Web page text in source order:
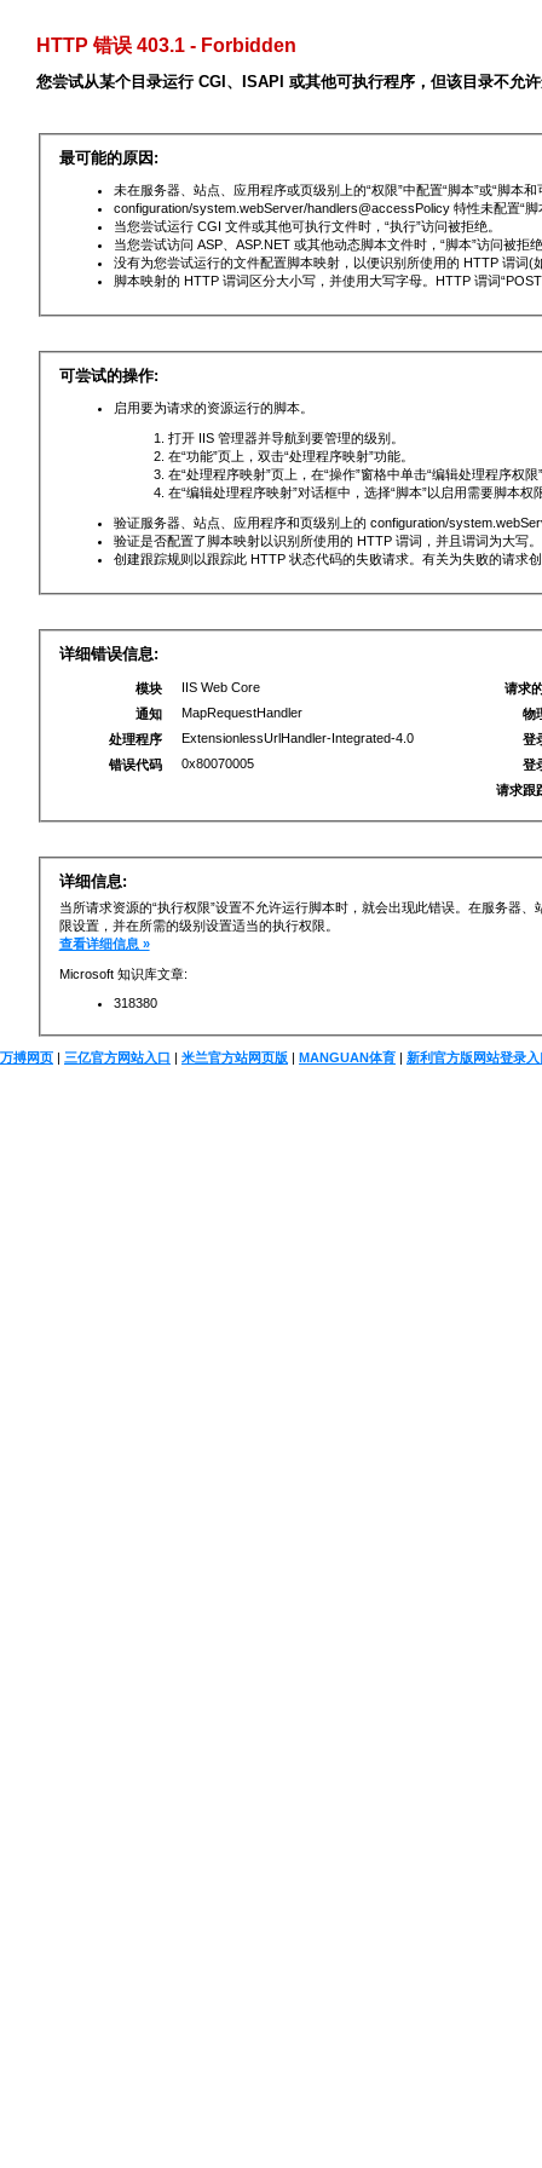
HTTP 错误 403.1 - Forbidden
您尝试从某个目录运行 CGI、ISAPI 或其他可执行程序，但该目录不允
最可能的原因:
未在服务器、站点、应用程序或页级别上的“权限”中配置“脚本”或“脚本和
configuration/system.webServer/handlers@accessPolicy 特性未配置“脚
当您尝试运行 CGI 文件或其他可执行文件时，“执行”访问被拒绝。
当您尝试访问 ASP、ASP.NET 或其他动态脚本文件时，“脚本”访问被拒
没有为您尝试运行的文件配置脚本映射，以便识别所使用的 HTTP 谓词(
脚本映射的 HTTP 谓词区分大小写，并使用大写字母。HTTP 谓词
可尝试的操作:
启用要为请求的资源运行的脚本。
打开 IIS 管理器并导航到要管理的级别。
在“功能”页上，双击“处理程序映射”功能。
在“处理程序映射”页上，在“操作”窗格中单击“编辑处理程序权限
在“编辑处理程序映射”对话框中，选择“脚本”以启用需要脚本权
验证服务器、站点、应用程序和页级别上的 configuration/
验证是否配置了脚本映射以识别所使用的 HTTP 谓词，并且谓词为大写。
创建跟踪规则以跟踪此 HTTP 状态代码的失败请求。有关为失败的请求
详细错误信息:
模块
IIS Web Core
通知
MapRequestHandler
处理程序
ExtensionlessUrlHandler-Integrated-4.0
错误代码
0x80070005
请求
物
登
登
请求跟
详细信息:
当所请求资源的“执行权限”设置不允许运行脚本时，就会出现此错误。在服务器
限设置，并在所需的级别设置适当的执行权限。
查看详细信息 »
Microsoft 知识库文章:
318380
万搏网页 | 三亿官方网站入口 | 米兰官方站网页版 | MANGUAN体育 | 新利官方版网站登录入